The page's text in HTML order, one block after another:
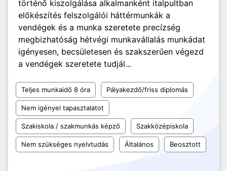
történő kiszolgálása alkalmanként italpultban
előkészítés felszolgálói háttérmunkák a
vendégek és a munka szeretete precízség
megbizhatóság hétvégi munkavállalás munkádat
igényesen, becsületesen és szakszerűen végezd
a vendégek szeretete tudjál...
Teljes munkaidő 8 óra Pályakezdő/friss diplomás
Nem igényel tapasztalatot
Szakiskola / szakmunkás képző Szakközépiskola
Nem szükséges nyelvtudás Általános Beosztott